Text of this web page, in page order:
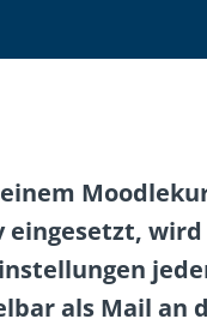
eingesetzt, wird
als Mail an